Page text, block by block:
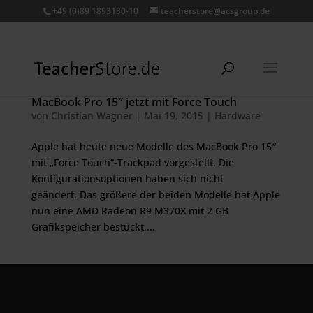
+49 (0)89 1893130-10 teacherstore@acsgroup.de
MacBook Pro 15″ jetzt mit Force Touch
von Christian Wagner | Mai 19, 2015 | Hardware
Apple hat heute neue Modelle des MacBook Pro 15″
mit „Force Touch“-Trackpad vorgestellt. Die
Konfigurationsoptionen haben sich nicht
geändert. Das größere der beiden Modelle hat Apple
nun eine AMD Radeon R9 M370X mit 2 GB
Grafikspeicher bestückt....